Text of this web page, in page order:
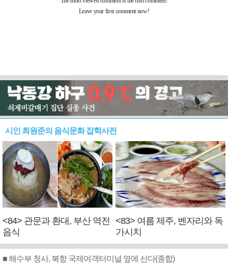
시인 최원준의 음식문화 잡학사전
<84> 관문과 환대, 부산 역전
음식
<83> 여름 제주, 벤자리와 독
가시치
■ 해수부 청사, 북항 국제여객터미널 옆에 선다(종합)